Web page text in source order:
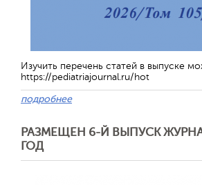
Изучить перечень статей в выпуске
https://pediatriajournal.ru/hot
подробнее
РАЗМЕЩЕН 6-Й ВЫПУСК
ГОД